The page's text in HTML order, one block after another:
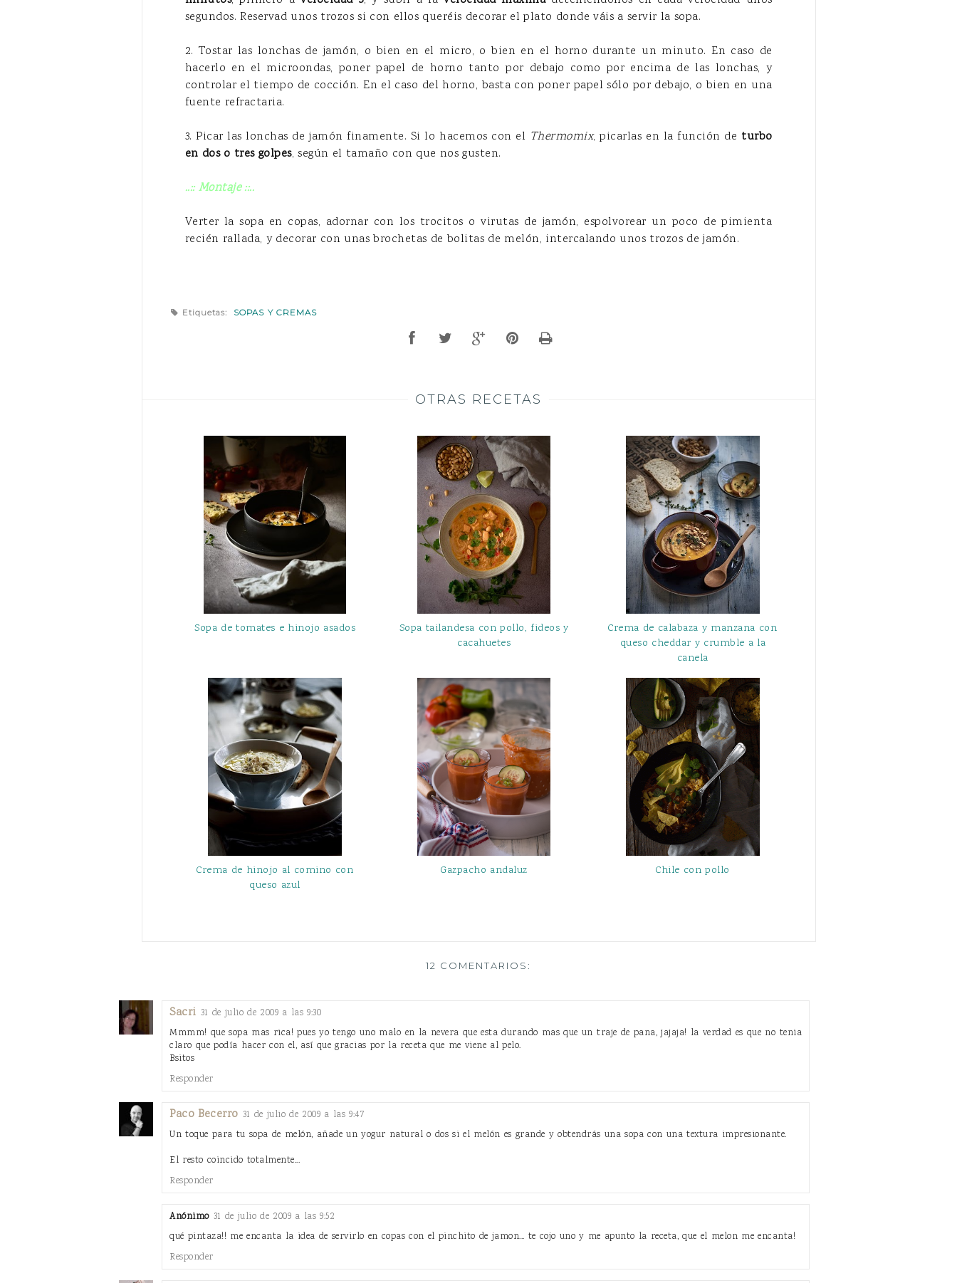
segundos. Reservad unos trozos si con ellos queréis decorar el plato donde váis a servir la sopa.
2. Tostar las lonchas de jamón, o bien en el micro, o bien en el horno durante un minuto. En caso de
hacerlo en el microondas, poner papel de horno tanto por debajo como por encima de las lonchas, y
controlar el tiempo de cocción. En el caso del horno, basta con poner papel sólo por debajo, o bien en una
fuente refractaria.
3. Picar las lonchas de jamón finamente. Si lo hacemos con el Thermomix, picarlas en la función de turbo
en dos o tres golpes, según el tamaño con que nos gusten.
..:: Montaje ::..
Verter la sopa en copas, adornar con los trocitos o virutas de jamón, espolvorear un poco de pimienta
recién rallada, y decorar con unas brochetas de bolitas de melón, intercalando unos trozos de jamón.
Etiquetas: SOPAS Y CREMAS
OTRAS RECETAS
Sopa de tomates e hinojo asados
Sopa tailandesa con pollo, fideos y
cacahuetes
Crema de calabaza y manzana con
queso cheddar y crumble a la
canela
Crema de hinojo al comino con
queso azul
Gazpacho andaluz Chile con pollo
12 COMENTARIOS:
Sacri 31 de julio de 2009 a las 9:30
Mmmm! que sopa mas rica! pues yo tengo uno malo en la nevera que esta durando mas que un traje de pana, jajaja! la verdad es que no tenia
claro que podía hacer con el, así que gracias por la receta que me viene al pelo.
Bsitos
Responder
Paco Becerro 31 de julio de 2009 a las 9:47
Un toque para tu sopa de melón, añade un yogur natural o dos si el melón es grande y obtendrás una sopa con una textura impresionante.
El resto coincido totalmente...
Responder
Anónimo 31 de julio de 2009 a las 9:52
qué pintaza!! me encanta la idea de servirlo en copas con el pinchito de jamon... te cojo uno y me apunto la receta, que el melon me encanta!
Responder